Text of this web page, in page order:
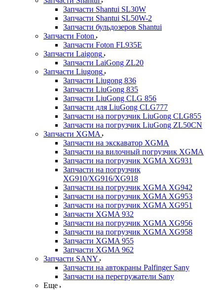
Запчасти Shantui SL30W
Запчасти Shantui SL50W-2
Запчасти бульдозеров Shantui
Запчасти Foton
Запчасти Foton FL935E
Запчасти Laigong
Запчасти LaiGong ZL20
Запчасти Liugong
Запчасти Liugong 836
Запчасти LiuGong 835
Запчасти LiuGong CLG 856
Запчасти для LiuGong CLG777
Запчасти на погрузчик LiuGong CLG855
Запчасти на погрузчик LiuGong ZL50CN
Запчасти XGMA
Запчасти на экскаватор XGMA
Запчасти на вилочный погрузчик XGMA
Запчасти на погрузчик XGMA XG931
Запчасти на погрузчик
XG910/XG916/XG918
Запчасти на погрузчик XGMA XG942
Запчасти на погрузчик XGMA XG953
Запчасти на погрузчик XGMA XG951
Запчасти XGMA 932
Запчасти на погрузчик XGMA XG956
Запчасти на погрузчик XGMA XG958
Запчасти XGMA 955
Запчасти XGMA 962
Запчасти SANY
Запчасти на автокраны Palfinger Sany
Запчасти на перегружатели Sany
Еще